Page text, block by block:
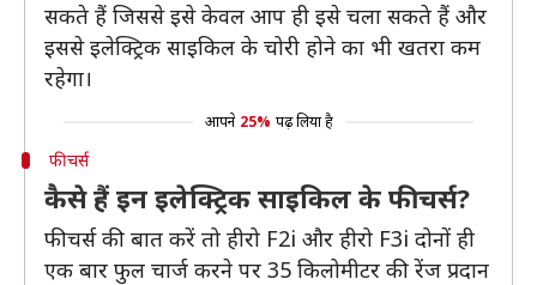
सकते हैं जिससे इसे केवल आप ही इसे चला सकते हैं और
इससे इलेक्ट्रिक साइकिल के चोरी होने का भी खतरा कम
रहेगा।
आपने 25% पढ़ लिया है
फीचर्स
कैसे हैं इन इलेक्ट्रिक साइकिल के फीचर्स?
फीचर्स की बात करें तो हीरो F2i और हीरो F3i दोनों ही
एक बार फुल चार्ज करने पर 35 किलोमीटर की रेंज प्रदान